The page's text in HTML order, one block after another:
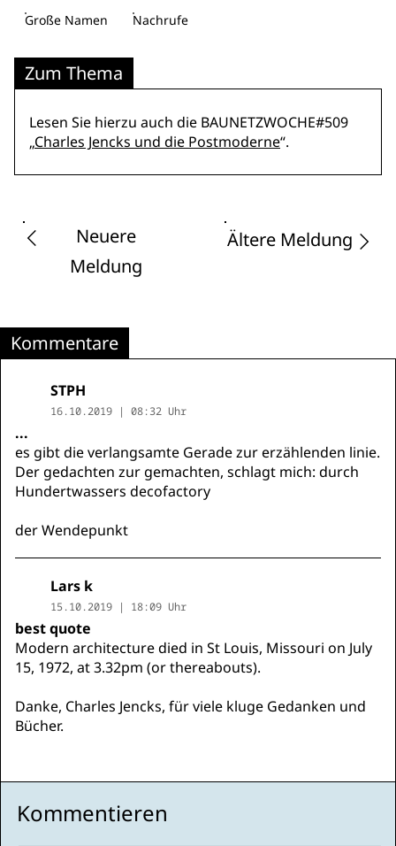
Große Namen
Nachrufe
Zum Thema
Lesen Sie hierzu auch die BAUNETZWOCHE#509
„Charles Jencks und die Postmoderne“.
Neuere
Meldung
Ältere Meldung
Kommentare
STPH
16.10.2019 | 08:32 Uhr
...
es gibt die verlangsamte Gerade zur erzählenden linie.
Der gedachten zur gemachten, schlagt mich: durch
Hundertwassers decofactory
der Wendepunkt
Lars k
15.10.2019 | 18:09 Uhr
best quote
Modern architecture died in St Louis, Missouri on July
15, 1972, at 3.32pm (or thereabouts).
Danke, Charles Jencks, für viele kluge Gedanken und
Bücher.
Kommentieren